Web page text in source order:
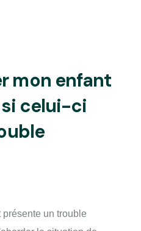
mon enfant
celui-ci
un trouble